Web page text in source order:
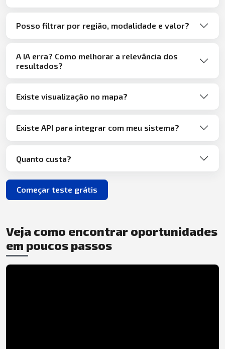
Posso filtrar por região, modalidade e valor?
A IA erra? Como melhorar a relevância dos
resultados?
Existe visualização no mapa?
Existe API para integrar com meu sistema?
Quanto custa?
Começar teste grátis
Veja como encontrar oportunidades
em poucos passos